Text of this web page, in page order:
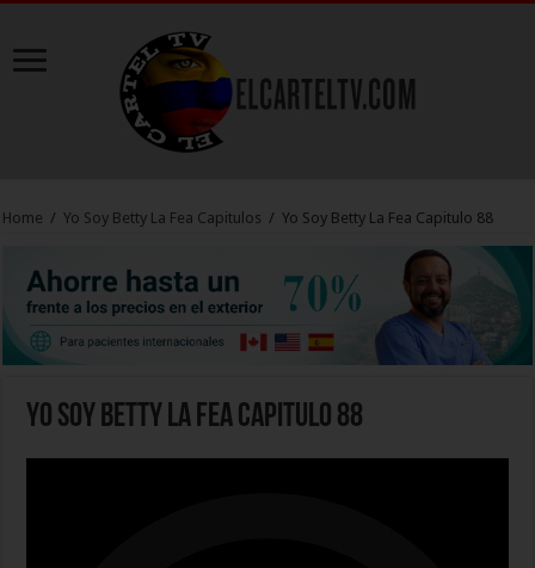
Home / Yo Soy Betty La Fea Capitulos / Yo Soy Betty La Fea Capitulo 88
Yo Soy Betty La Fea Capitulo 88